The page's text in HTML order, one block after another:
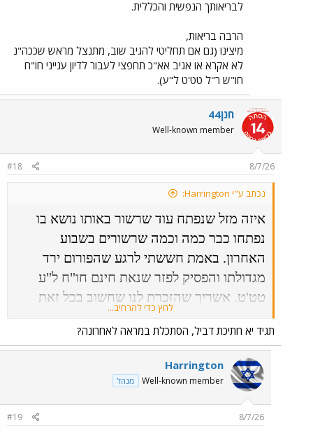
לבריאותך הנפשית והכללית.
הרבה בריאות,
מיצינו (גם אם תחליטי להגיב שוב, מתנצל מראש שככה"נ
לא אקרא או אגיב אא"כ תחפצי לעבור לדיון ענייני חו"ח
חו"ש ר"ל טט'ט ל"ע).
חנן44
Well-known member
8/7/26
#18
נכתב ע"י Harrington:
איזה מזל שנפתח עוד שרשור באותו נושא בו
נפתחו כבר כמה וכמה שרשורים בשבוע
האחרון. באמת חששתי לרגע שהפורום ירד
מגדולתו והפסיק לפזר שנאת חינם חו"ח ל"ע
טט'ט. אשריך שהזכרת לנו שחשוב בכל זאת
פעמים ביום משל מדובר באחת מתפילות
היהדות ובכל מחיר.
לחץ כדי להרחיב...
תגיד יא חתיכת דביל, הסתכלת במראה לאחרונה?
Harrington
Well-known member מנהל
8/7/26
#19